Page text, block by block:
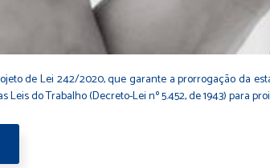
de Lei 242/2020, que garante a prorrogação da
Leis do Trabalho (Decreto-Lei nº 5.452, de 1943) para